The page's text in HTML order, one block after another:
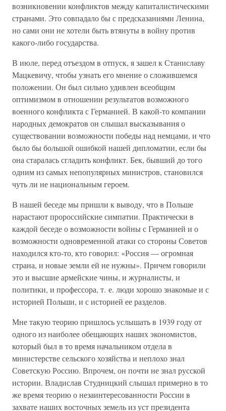
возникновении конфликтов между капиталистическими
странами. Это совпадало бы с предсказаниями Ленина,
но сами они не хотели быть втянуты в войну против
какого-либо государства.
В июле, перед отъездом в отпуск, я зашел к Станиславу
Мацкевичу, чтобы узнать его мнение о сложившемся
положении. Он был сильно удивлен всеобщим
оптимизмом в отношении результатов возможного
военного конфликта с Германией. В какой-то компании
народных демократов он слышал высказывания о
существовании возможности победы над немцами, и что
было бы большой ошибкой нашей дипломатии, если бы
она старалась сгладить конфликт. Бек, бывший до того
одним из самых непопулярных министров, становился
чуть ли не национальным героем.
В нашей беседе мы пришли к выводу, что в Польше
нарастают пророссийские симпатии. Практически в
каждой беседе о возможности войны с Германией и о
возможности одновременной атаки со стороны Советов
находился кто-то, кто говорил: «Россия — огромная
страна, и новые земли ей не нужны». Причем говорили
это и высшие армейские чины, и журналисты, и
политики, и профессора, т. е. люди хорошо знакомые и с
историей Польши, и с историей ее разделов.
Мне такую теорию пришлось услышать в 1939 году от
одного из наиболее обещающих наших экономистов,
который был в то время начальником отдела в
министерстве сельского хозяйства и неплохо знал
Советскую Россию. Впрочем, он почти не знал русской
истории. Владислав Студницкий слышал примерно в то
же время теорию о незаинтересованности России в
захвате наших восточных земель из уст президента